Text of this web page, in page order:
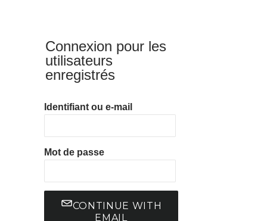
Connexion pour les
utilisateurs
enregistrés
Identifiant ou e-mail
Mot de passe
CONTINUE WITH
EMAIL